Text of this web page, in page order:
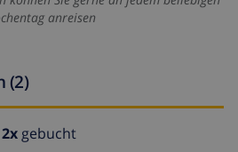
anreisen
(2)
gebucht